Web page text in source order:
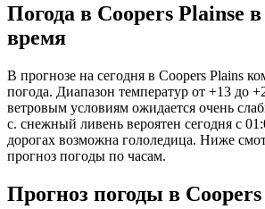
Погода в Coopers Plainsе
время
В прогнозе на сегодня в Coopers Plains
погода. Диапазон температур от +13 до
ветровым условиям ожидается очень
с. снежный ливень вероятен сегодня с
дорогах возможна гололедица. Ниже
прогноз погоды по часам.
Прогноз погоды в